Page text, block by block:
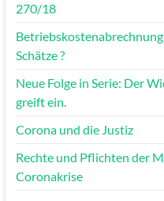
270/18
Schätze ?
Neue Folge in Serie: Der
greift ein.
Corona und die Justiz
Rechte und Pflichten der
Coronakrise